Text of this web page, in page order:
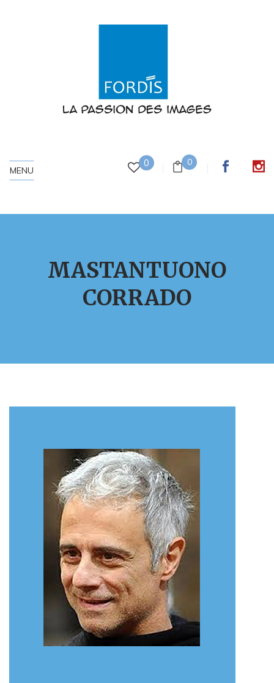
0 0
MENU
MASTANTUONO
CORRADO